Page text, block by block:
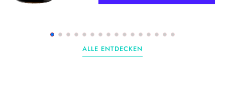
+WARENKORB
ALLE ENTDECKEN